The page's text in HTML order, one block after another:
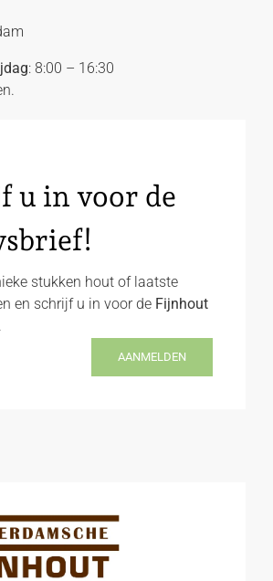
: 8:00 – 16:30
u in voor de
stukken hout of laatste
en schrijf u in voor de Fijnhout
AANMELDEN